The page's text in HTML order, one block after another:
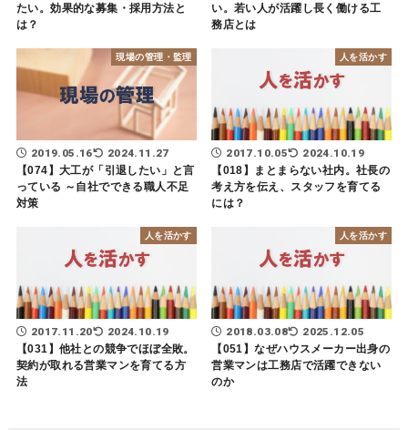
たい。効果的な募集・採用方法と
は？
い。若い人が活躍し長く働ける工
務店とは
現場の管理・監理
2019.05.16
2024.11.27
【074】大工が「引退したい」と言
っている ～自社でできる職人不足
対策
人を活かす
2017.10.05
2024.10.19
【018】まとまらない社内。社長の
考え方を伝え、スタッフを育てる
には？
人を活かす
2017.11.20
2024.10.19
【031】他社との競争でほぼ全敗。
契約が取れる営業マンを育てる方
法
人を活かす
2018.03.08
2025.12.05
【051】なぜハウスメーカー出身の
営業マンは工務店で活躍できない
のか